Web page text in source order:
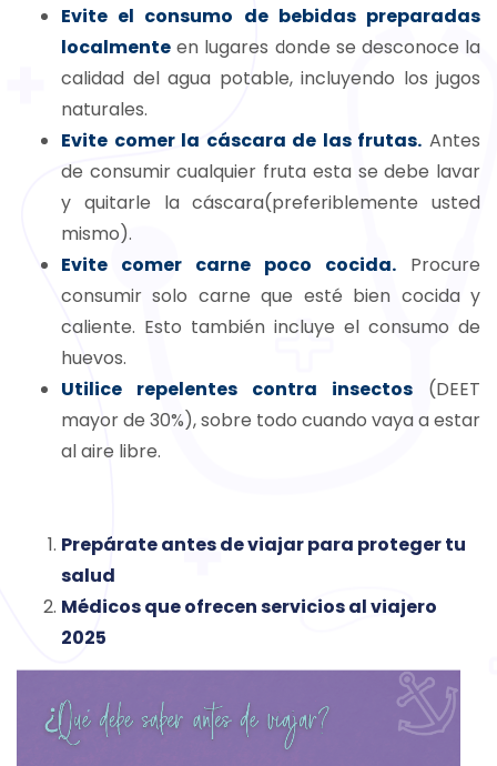
Evite el consumo de bebidas preparadas
localmente en lugares donde se desconoce la
calidad del agua potable, incluyendo los jugos
naturales.
Evite comer la cáscara de las frutas. Antes
de consumir cualquier fruta esta se debe lavar
y quitarle la cáscara(preferiblemente usted
mismo).
Evite comer carne poco cocida.
Procure
consumir solo carne que esté bien cocida y
caliente. Esto también incluye el consumo de
huevos.
Utilice repelentes contra insectos (DEET
mayor de 30%), sobre todo cuando vaya a estar
al aire libre.
Prepárate antes de viajar para proteger tu
salud
Médicos que ofrecen servicios al viajero
2025